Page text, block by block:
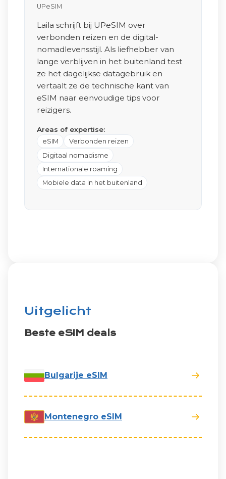
UPeSIM
Laila schrijft bij UPeSIM over
verbonden reizen en de digital-
nomadlevensstijl. Als liefhebber van
lange verblijven in het buitenland test
ze het dagelijkse datagebruik en
vertaalt ze de technische kant van
eSIM naar eenvoudige tips voor
reizigers.
Areas of expertise:
eSIM
Verbonden reizen
Digitaal nomadisme
Internationale roaming
Mobiele data in het buitenland
Uitgelicht
Beste eSIM deals
Bulgarije eSIM
Montenegro eSIM